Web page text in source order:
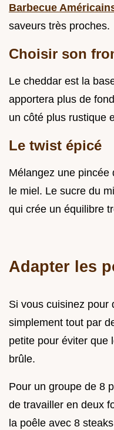
Barbecue
saveurs très proches.
Choisir son
Le cheddar est la
apportera plus de
un côté plus rustique
Le twist épicé
Mélangez une pincée
le miel. Le sucre du
qui crée un équilibre
Adapter les
Si vous cuisinez pour
simplement tout par
petite pour éviter que
brûle.
Pour un groupe de 8
de travailler en deux
la poêle avec 8